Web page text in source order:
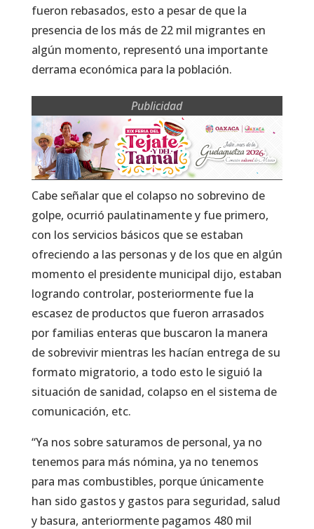
fueron rebasados, esto a pesar de que la
presencia de los más de 22 mil migrantes en
algún momento, representó una importante
derrama económica para la población.
Publicidad
Cabe señalar que el colapso no sobrevino de
golpe, ocurrió paulatinamente y fue primero,
con los servicios básicos que se estaban
ofreciendo a las personas y de los que en algún
momento el presidente municipal dijo, estaban
logrando controlar, posteriormente fue la
escasez de productos que fueron arrasados
por familias enteras que buscaron la manera
de sobrevivir mientras les hacían entrega de su
formato migratorio, a todo esto le siguió la
situación de sanidad, colapso en el sistema de
comunicación, etc.
“Ya nos sobre saturamos de personal, ya no
tenemos para más nómina, ya no tenemos
para mas combustibles, porque únicamente
han sido gastos y gastos para seguridad, salud
y basura, anteriormente pagamos 480 mil